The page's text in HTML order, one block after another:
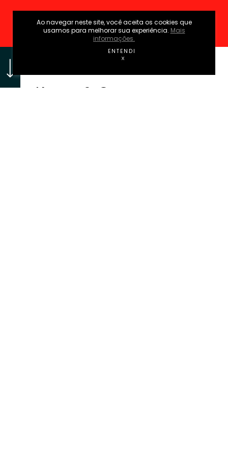
EXPLORE
Kosm & Co.
Ao navegar neste site, você aceita os cookies que
usamos para melhorar sua experiência. Mais
informações.